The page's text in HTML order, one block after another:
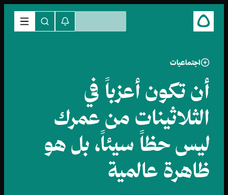
اجتماعيات
أن تكون أعزباً في
الثلاثينات من عمرك
ليس حظاً سيئاً، بل هو
ظاهرة عالمية